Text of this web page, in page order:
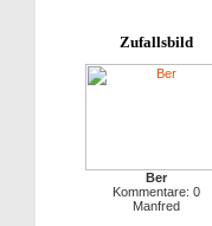
Zufallsbild
Ber
Kommentare: 0
Manfred